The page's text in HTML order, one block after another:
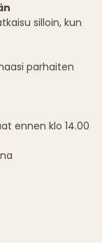
silloin, kun
parhaiten
ennen klo 14.00